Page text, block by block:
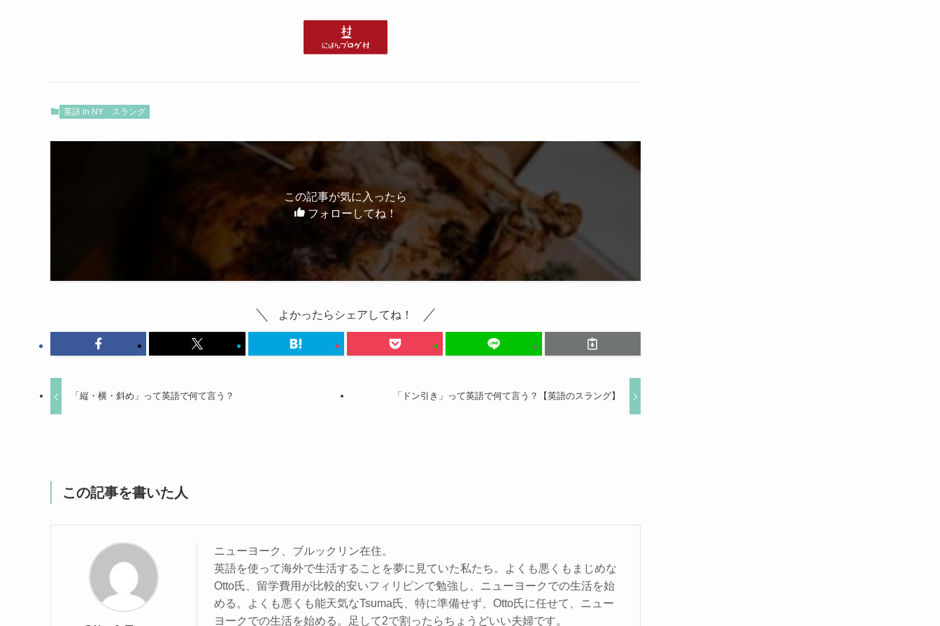
英語 in NY スラング
この記事が気に入ったら
フォローしてね！
よかったらシェアしてね！
「縦・横・斜め」って英語で何て言う？ 「ドン引き」って英語で何て言う？【英語のスラング】
この記事を書いた人
ニューヨーク、ブルックリン在住。
英語を使って海外で生活することを夢に見ていた私たち。よくも悪くもまじめな
Otto氏、留学費用が比較的安いフィリピンで勉強し、ニューヨークでの生活を始
める。よくも悪くも能天気なTsuma氏、特に準備せず、Otto氏に任せて、ニュー
ヨークでの生活を始める。足して2で割ったらちょうどいい夫婦です。